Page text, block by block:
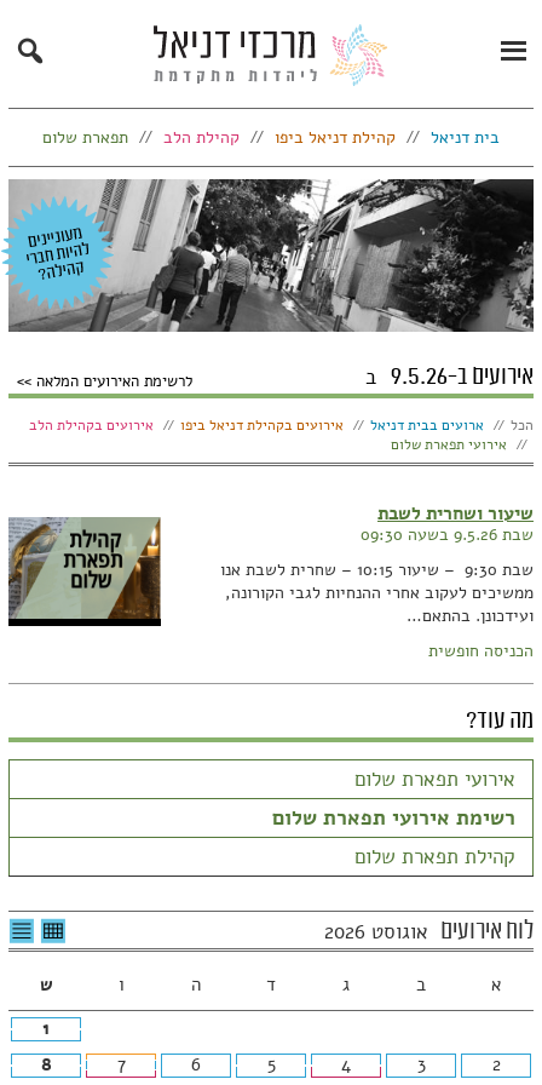
Primary
Menu
Search
בית דניאל קהילת דניאל ביפו קהילת הלב תפארת שלום
אירועים ב-9.5.26 ב לרשימת האירועים המלאה
הצג:
הכל ארועים בבית דניאל אירועים בקהילת דניאל ביפו
אירועים בקהילת הלב
אירועי תפארת שלום
שיעור ושחרית לשבת
שבת 9.5.26 בשעה 09:30
שבת 9:30 – שיעור 10:15 – שחרית לשבת אנו
ממשיכים לעקוב אחרי ההנחיות לגבי הקורונה,
ועידכונן. בהתאם…
הכניסה חופשית
מה עוד?
אירועי תפארת שלום
רשימת אירועי תפארת שלום
קהילת תפארת שלום
לוח אירועים אוגוסט 2026 לצפיה
בטבלה
א ב ג ד ה ו
ש
1
2
3
4
5
6
7
8